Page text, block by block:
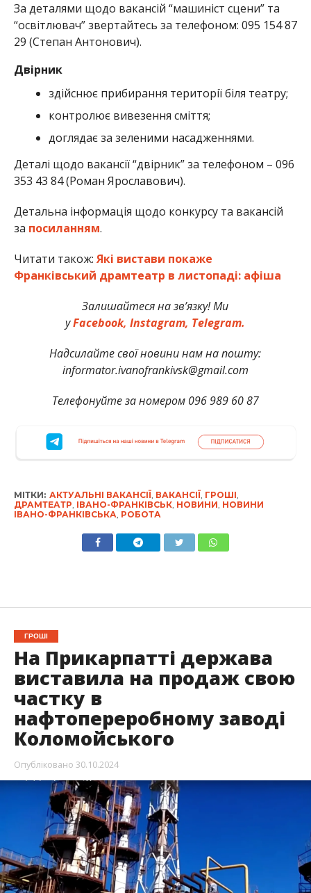
За деталями щодо вакансій “машиніст сцени” та
“освітлювач” звертайтесь за телефоном: 095 154 87
29 (Степан Антонович).
Двірник
здійснює прибирання території біля театру;
контролює вивезення сміття;
доглядає за зеленими насадженнями.
Деталі щодо вакансії “двірник” за телефоном – 096
353 43 84 (Роман Ярославович).
Детальна інформація щодо конкурсу та вакансій
за посиланням.
Читати також: Які вистави покаже
Франківський драмтеатр в листопаді: афіша
Залишайтеся на зв’язку! Ми
уFacebook, Instagram, Telegram.
Надсилайте свої новини нам на пошту:
informator.ivanofrankivsk@gmail.com
Телефонуйте за номером 096 989 60 87
МІТКИ: АКТУАЛЬНІ ВАКАНСІЇ ВАКАНСІЇ ГРОШІ
ДРАМТЕАТР ІВАНО-ФРАНКІВСЬК, НОВИНИ НОВИНИ
ІВАНО-ФРАНКІВСЬКА РОБОТА
ГРОШІ
На Прикарпатті держава
виставила на продаж свою
частку в
нафтопереробному заводі
Коломойського
Опубліковано 30.10.2024